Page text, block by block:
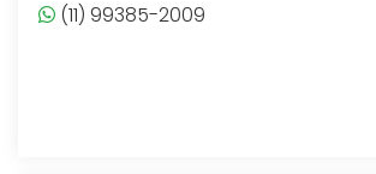
(11) 99385-2009